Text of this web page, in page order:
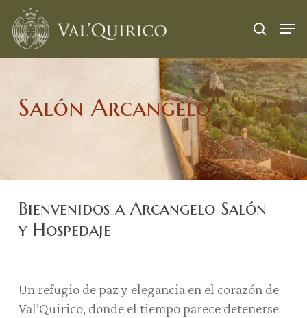
Skip
main
search
Menu
Salón Arcangelo
Bienvenidos a Arcangelo Salón
y Hospedaje
Un refugio de paz y elegancia en el corazón de
Val’Quirico, donde el tiempo parece detenerse